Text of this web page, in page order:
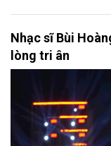
Nhạc sĩ Bùi
lòng tri ân